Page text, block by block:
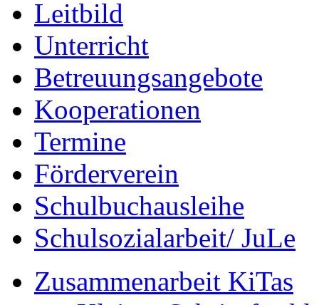
Leitbild
Unterricht
Betreuungsangebote
Kooperationen
Termine
Förderverein
Schulbuchausleihe
Schulsozialarbeit/ JuLe
Zusammenarbeit KiTas